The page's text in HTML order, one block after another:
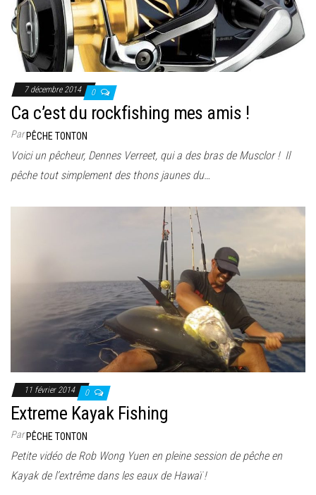
7 décembre 2014 0
Ca c’est du rockfishing mes amis !
ParPÊCHE TONTON
Voici un pêcheur, Dennes Verreet, qui a des bras de Musclor ! Il
pêche tout simplement des thons jaunes du…
11 février 2014 0
Extreme Kayak Fishing
ParPÊCHE TONTON
Petite vidéo de Rob Wong Yuen en pleine session de pêche en
Kayak de l’extrême dans les eaux de Hawaï !